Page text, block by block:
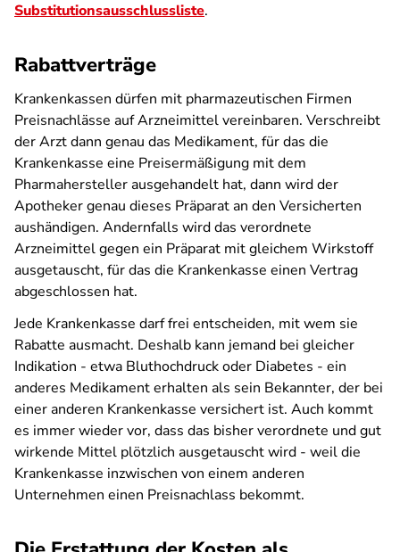
Substitutionsausschlussliste.
Rabattverträge
Krankenkassen dürfen mit pharmazeutischen Firmen
Preisnachlässe auf Arzneimittel vereinbaren. Verschreibt
der Arzt dann genau das Medikament, für das die
Krankenkasse eine Preisermäßigung mit dem
Pharmahersteller ausgehandelt hat, dann wird der
Apotheker genau dieses Präparat an den Versicherten
aushändigen. Andernfalls wird das verordnete
Arzneimittel gegen ein Präparat mit gleichem Wirkstoff
ausgetauscht, für das die Krankenkasse einen Vertrag
abgeschlossen hat.
Jede Krankenkasse darf frei entscheiden, mit wem sie
Rabatte ausmacht. Deshalb kann jemand bei gleicher
Indikation - etwa Bluthochdruck oder Diabetes - ein
anderes Medikament erhalten als sein Bekannter, der bei
einer anderen Krankenkasse versichert ist. Auch kommt
es immer wieder vor, dass das bisher verordnete und gut
wirkende Mittel plötzlich ausgetauscht wird - weil die
Krankenkasse inzwischen von einem anderen
Unternehmen einen Preisnachlass bekommt.